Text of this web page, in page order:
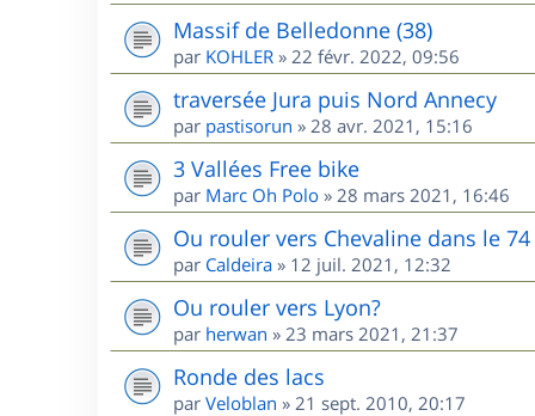
Massif de Belledonne (38)
par KOHLER » 22 févr. 2022, 09:56
traversée Jura puis Nord Annecy
par pastisorun » 28 avr. 2021, 15:16
3 Vallées Free bike
par Marc Oh Polo » 28 mars 2021, 16:46
Ou rouler vers Chevaline dans le 74
par Caldeira » 12 juil. 2021, 12:32
Ou rouler vers Lyon?
par herwan » 23 mars 2021, 21:37
Ronde des lacs
par Veloblan » 21 sept. 2010, 20:17